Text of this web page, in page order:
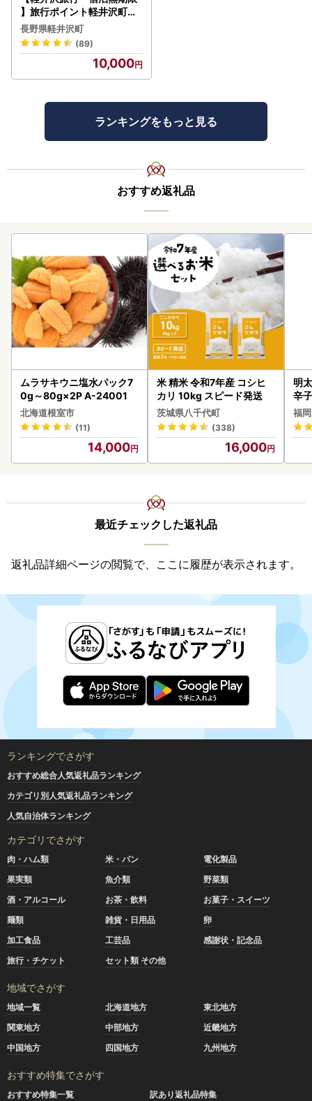
】旅行ポイント軽井沢町ふ
るなびトラベルポイント
長野県軽井沢町
(89)
10,000
ランキングをもっと見る
おすすめ返礼品
ムラサキウニ塩水パック7
0g～80g×2P A-24001
北海道根室市
(11)
14,000
米 精米 令和7年産 コシヒ
カリ 10kg スピード発送
茨城県八千代町
(338)
16,000
明
辛
福
最近チェックした返礼品
返礼品詳細ページの閲覧で、ここに履歴が表示されます。
ランキングでさがす
おすすめ総合人気返礼品ランキング
カテゴリ別人気返礼品ランキング
人気自治体ランキング
カテゴリでさがす
肉・ハム類 米・パン
電化製品
果実類
魚介類
野菜類
酒・アルコール
お茶・飲料
お菓子・スイーツ
麺類
雑貨・日用品
卵
加工食品
工芸品
感謝状・記念品
旅行・チケット
セット類 その他
地域でさがす
地域一覧 北海道地方
東北地方
関東地方
中部地方
近畿地方
中国地方
四国地方 九州地方
おすすめ特集でさがす
おすすめ特集一覧
訳あり返礼品特集